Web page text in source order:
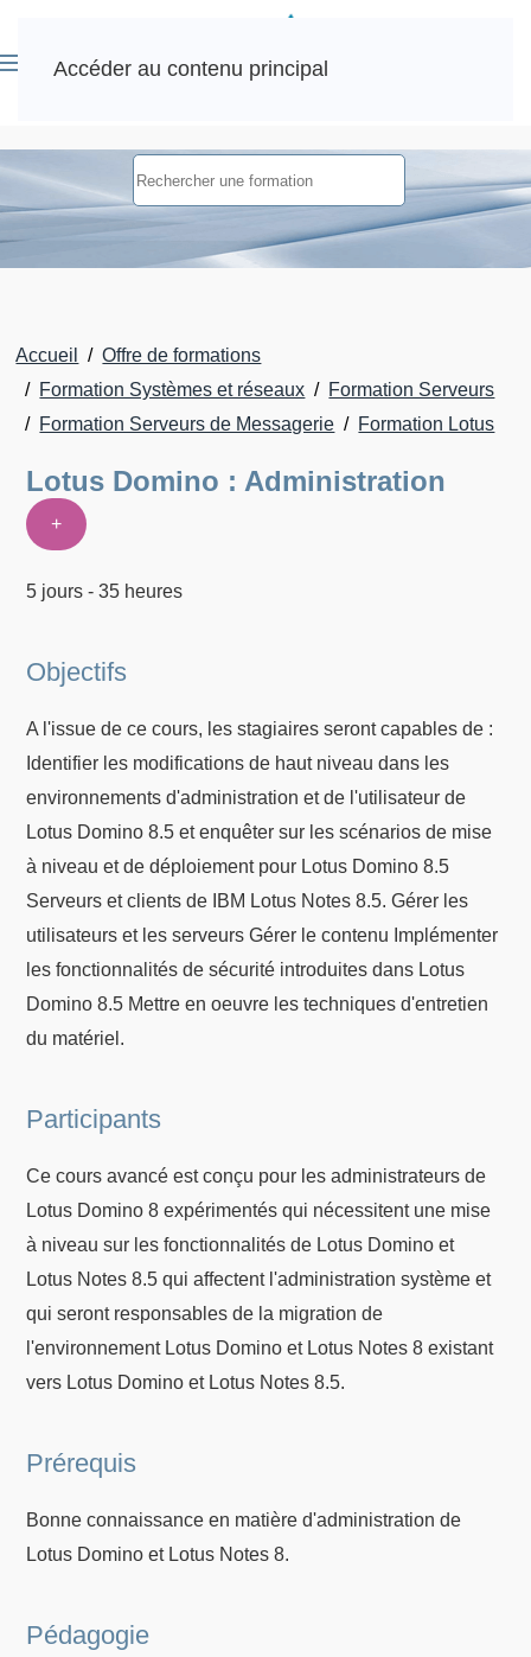
Accéder au contenu principal
Accueil
Offre de formations
Formation Systèmes et réseaux
Formation Serveurs
Formation Serveurs de Messagerie
Formation Lotus
Lotus Domino : Administration
+
5 jours - 35 heures
Objectifs
A l'issue de ce cours, les stagiaires seront capables de :
Identifier les modifications de haut niveau dans les
environnements d'administration et de l'utilisateur de
Lotus Domino 8.5 et enquêter sur les scénarios de mise
à niveau et de déploiement pour Lotus Domino 8.5
Serveurs et clients de IBM Lotus Notes 8.5. Gérer les
utilisateurs et les serveurs Gérer le contenu Implémenter
les fonctionnalités de sécurité introduites dans Lotus
Domino 8.5 Mettre en oeuvre les techniques d'entretien
du matériel.
Participants
Ce cours avancé est conçu pour les administrateurs de
Lotus Domino 8 expérimentés qui nécessitent une mise
à niveau sur les fonctionnalités de Lotus Domino et
Lotus Notes 8.5 qui affectent l'administration système et
qui seront responsables de la migration de
l'environnement Lotus Domino et Lotus Notes 8 existant
vers Lotus Domino et Lotus Notes 8.5.
Prérequis
Bonne connaissance en matière d'administration de
Lotus Domino et Lotus Notes 8.
Pédagogie